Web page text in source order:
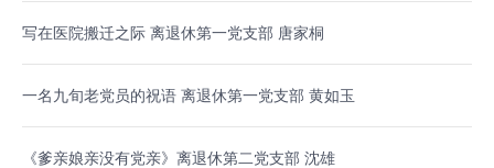
写在医院搬迁之际 离退休第一党支部 唐家桐
一名九旬老党员的祝语 离退休第一党支部 黄如玉
《爹亲娘亲没有党亲》离退休第二党支部 沈雄